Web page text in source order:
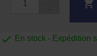

 En stock - Expédition